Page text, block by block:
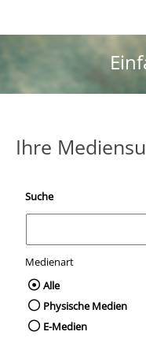
Ihre
Suche
Medienart
Wählen Sie
Alle
Physische Medien
E-Medien